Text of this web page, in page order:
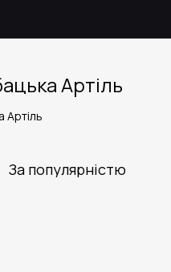
Артіль
За популярністю